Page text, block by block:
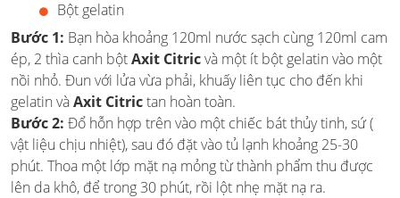
Bột gelatin
Bước 1: Bạn hòa khoảng 120ml nước sạch cùng 120ml cam
ép, 2 thìa canh bộtAxit Citricvà một ít bột gelatin vào một
nồi nhỏ. Đun với lửa vừa phải, khuấy liên tục cho đến khi
gelatin vàAxit Citrictan hoàn toàn.
Bước 2: Đổ hỗn hợp trên vào một chiếc bát thủy tinh, sứ (
vật liệu chịu nhiệt), sau đó đặt vào tủ lạnh khoảng 25-30
phút. Thoa một lớp mặt nạ mỏng từ thành phẩm thu được
lên da khô, để trong 30 phút, rồi lột nhẹ mặt nạ ra.